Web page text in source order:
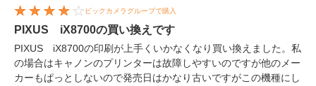
ビックカメラグループで購入
PIXUS iX8700の買い換えです
PIXUS iX8700の印刷が上手くいかなくなり買い換えました。私
の場合はキャノンのプリンターは故障しやすいのですが他のメー
カーもぱっとしないので発売日はかなり古いですがこの機種にし